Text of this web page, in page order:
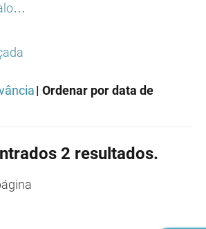
| Ordenar por data de
2 resultados.